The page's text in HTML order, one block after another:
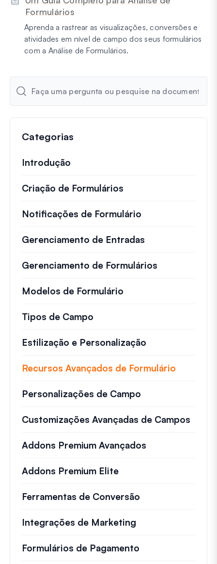
Formulários
Aprenda a rastrear as visualizações, conversões e
atividades em nível de campo dos seus formulários
com a Análise de Formulários.
Categorias
Introdução
Criação de Formulários
Notificações de Formulário
Gerenciamento de Entradas
Gerenciamento de Formulários
Modelos de Formulário
Tipos de Campo
Estilização e Personalização
Recursos Avançados de Formulário
Personalizações de Campo
Customizações Avançadas de Campos
Addons Premium Avançados
Addons Premium Elite
Ferramentas de Conversão
Integrações de Marketing
Formulários de Pagamento